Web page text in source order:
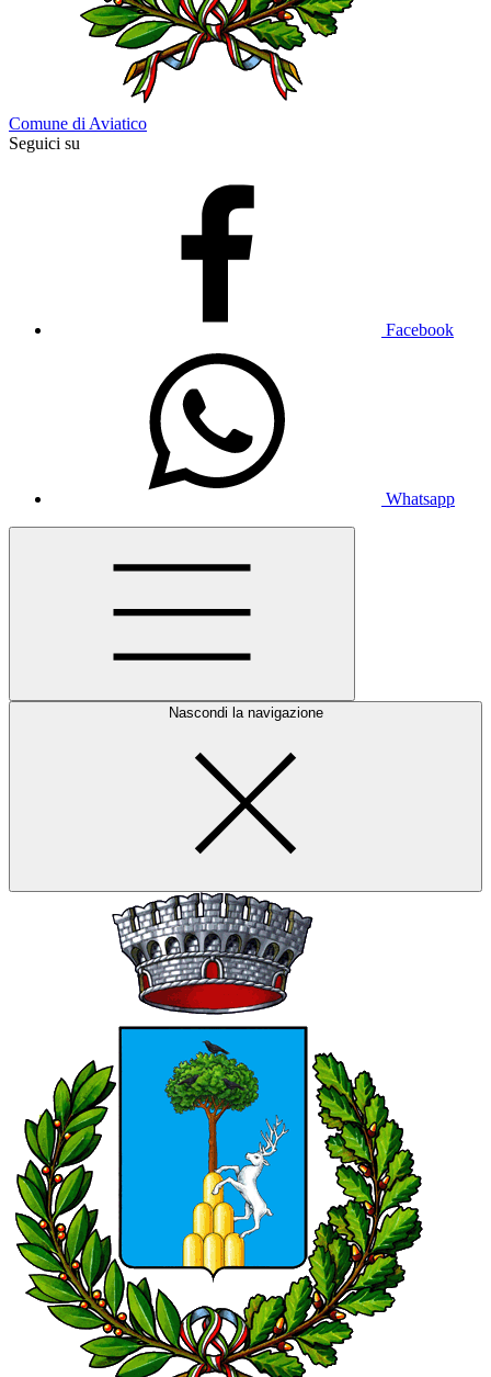
Comune di Aviatico
Seguici su
Facebook
Whatsapp
Nascondi la navigazione